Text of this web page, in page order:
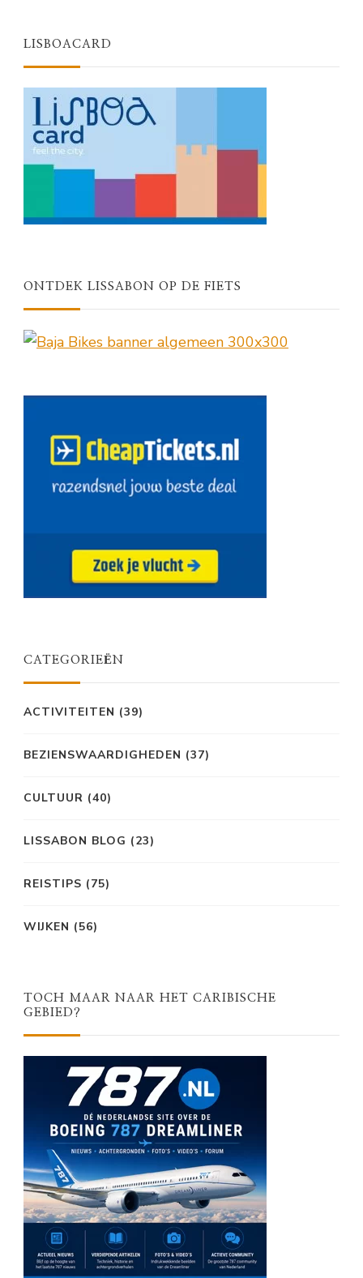
LISBOACARD
ONTDEK LISSABON OP DE FIETS
CATEGORIEËN
ACTIVITEITEN (39)
BEZIENSWAARDIGHEDEN (37)
CULTUUR (40)
LISSABON BLOG (23)
REISTIPS (75)
WIJKEN (56)
TOCH MAAR NAAR HET CARIBISCHE
GEBIED?